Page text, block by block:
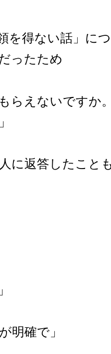
を得ない話」に
ったため
らえないですか
に返答したこと
明確で」